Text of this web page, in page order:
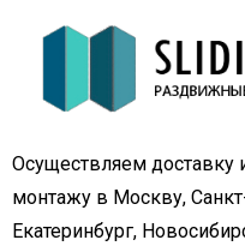
Осуществляем доставку
монтажу в Москву,
Екатеринбург,